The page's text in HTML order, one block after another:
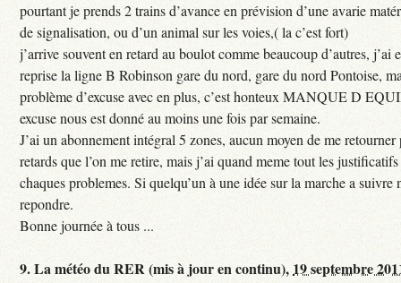
pourtant je prends 2 trains d’avance en prévision d’une avarie
de signalisation, ou d’un animal sur les voies,( la c’est fort)
j’arrive souvent en retard au boulot comme beaucoup d’autres, j’ai
reprise la ligne B Robinson gare du nord, gare du nord Pontoise,
problème d’excuse avec en plus, c’est honteux MANQUE D
excuse nous est donné au moins une fois par semaine.
J’ai un abonnement intégral 5 zones, aucun moyen de me
retards que l’on me retire, mais j’ai quand meme tout les
chaques problemes. Si quelqu’un à une idée sur la marche a suivre
repondre.
Bonne journée à tous ...
9.La météo du RER (mis à jour en continu), 19 septembre